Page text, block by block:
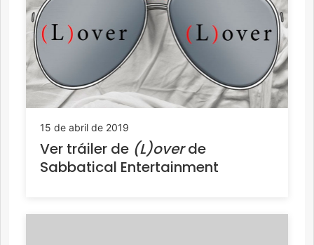
15 de abril de 2019
Ver tráiler de (L)overde
Sabbatical Entertainment